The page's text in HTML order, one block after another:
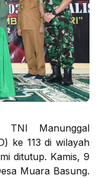
TNI Manunggal
ke 113 di wilayah
ditutup. Kamis, 9
Muara Basung.